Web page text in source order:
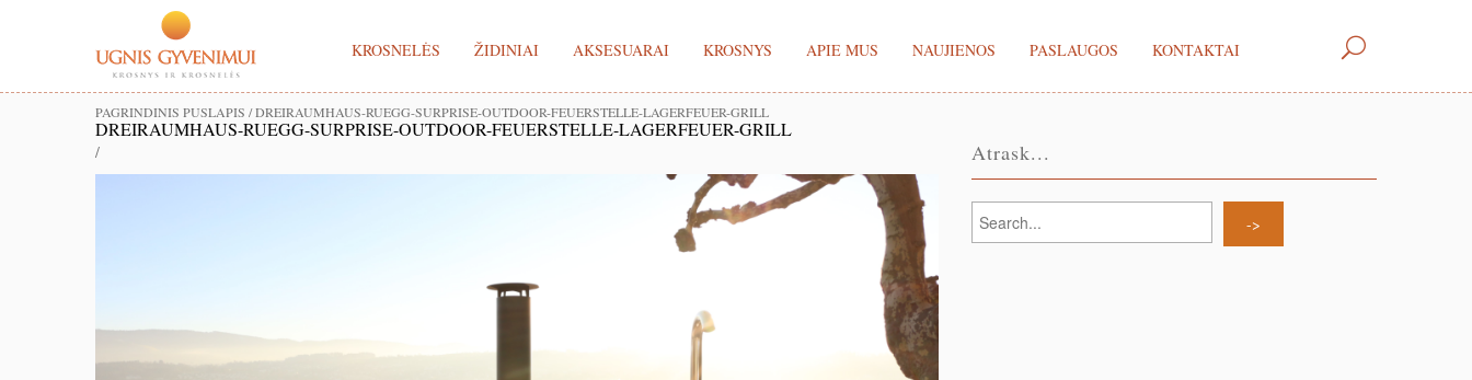
KROSNELĖS ŽIDINIAI AKSESUARAI KROSNYS APIE MUS NAUJIENOS PASLAUGOS KONTAKTAI
PAGRINDINIS PUSLAPIS /DREIRAUMHAUS-RUEGG-SURPRISE-OUTDOOR-FEUERSTELLE-LAGERFEUER-GRILL
DREIRAUMHAUS-RUEGG-SURPRISE-OUTDOOR-FEUERSTELLE-LAGERFEUER-GRILL
/ Atrask...